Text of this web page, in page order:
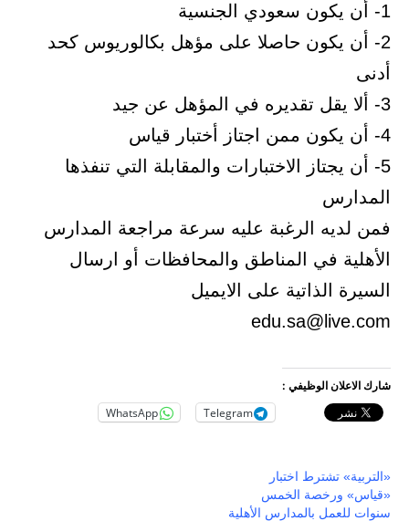
1- أن يكون سعودي الجنسية
2- أن يكون حاصلا على مؤهل بكالوريوس كحد
أدنى
3- ألا يقل تقديره في المؤهل عن جيد
4- أن يكون ممن اجتاز أختبار قياس
5- أن يجتاز الاختبارات والمقابلة التي تنفذها
المدارس
فمن لديه الرغبة عليه سرعة مراجعة المدارس
الأهلية في المناطق والمحافظات أو ارسال
السيرة الذاتية على الايميل
edu.sa@live.com
شارك الاعلان الوظيفي :
Telegram
WhatsApp
«التربية» تشترط اختبار
«قياس» ورخصة الخمس
سنوات للعمل بالمدارس الأهلية